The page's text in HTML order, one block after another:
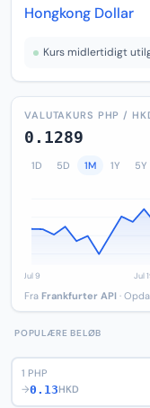
Hongkong Dollar
Kurs midlertidigt
VALUTAKURS PHP /
0.1289
1D 5D 1M 1Y 5Y
Fra Frankfurter API ·
POPULÆRE BELØB
1 PHP
→0.13HKD